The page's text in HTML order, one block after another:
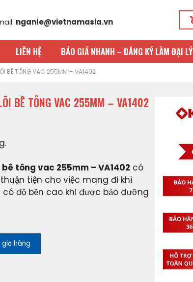
nganle@vietnamasia.vn
LIÊN HỆ BÁO GIÁ NHANH – ĐĂNG KÝ LÀM ĐẠI LÝ
BÊ TÔNG VAC 255MM – VA1402
BÊ TÔNG VAC 255MM – VA1402
tông vac 255mm – VA1402 có
tiện cho việc mang đi khi
có độ bền cao khi được bảo dưỡng
hàng